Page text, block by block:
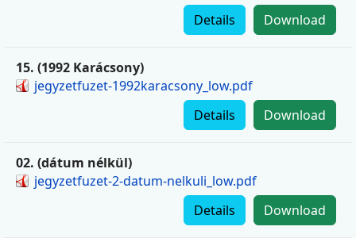
Download
Details
15. (1992 Karácsony)
jegyzetfuzet-1992karacsony_low.pdf
Download
Details
02. (dátum nélkül)
jegyzetfuzet-2-datum-nelkuli_low.pdf
Download
Details